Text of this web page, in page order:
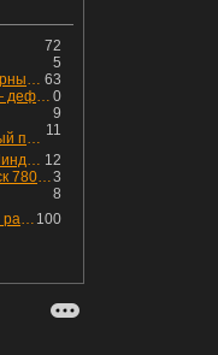
72
5
63
Почему стратегия Евгения Черных приведет вас к убыткам в 2026 году
0
Инфляция в начале августа — дефляция из-за топлива и плодоовощной корзины, но услуги продолжают дорожать, а рубль начал ослабевать.
9
11
⛽️Евротранс в руинах. Грустный пост😶😞 Что изменилось в облигациях?
12
Сенат США принял санкции Линдси Грэма против России
3
Лучшие бумаги недели. Выпуск 780 – обновления для пятницы
8
100
Путь к 1500. Пошла гонка. Кто раньше продаст.